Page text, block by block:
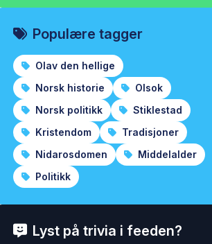
Populære tagger
Olav den hellige
Norsk historie
Olsok
Norsk politikk
Stiklestad
Kristendom
Tradisjoner
Nidarosdomen
Middelalder
Politikk
Lyst på trivia i feeden?